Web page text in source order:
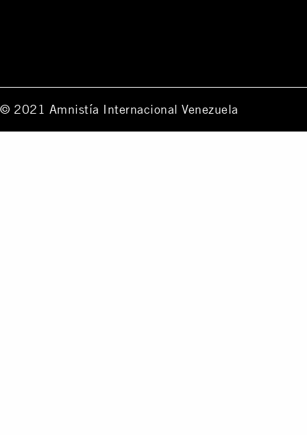
© 2021 Amnistía Internacional Venezuela